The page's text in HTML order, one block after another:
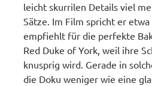
leicht skurrilen Details viel
Sätze. Im Film spricht er
empfiehlt für die perfekte
Red Duke of York, weil ihre
knusprig wird. Gerade in
die Doku weniger wie eine